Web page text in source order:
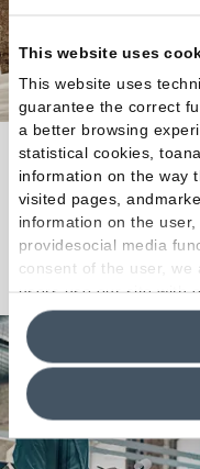
This website uses
This website uses
guarantee the correct
a better browsing
statistical cookies,
information on the way
visited pages,
information on the
providesocial media
consent of the user,
users use our site with
media analytics
information in their
clicking on "Reject", it
the site after installing
information see the
Ogni spazio, sia
autenticità